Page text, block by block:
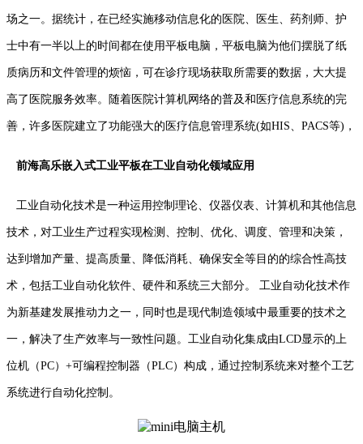
场之一。据统计，在已经实施移动信息化的医院、医生、药剂师、护
士中有一半以上的时间都在使用平板电脑，平板电脑为他们摆脱了纸
质病历和文件管理的烦恼，可在诊疗现场获取所需要的数据，大大提
高了医院服务效率。随着医院计算机网络的普及和医疗信息系统的完
善，许多医院建立了功能强大的医疗信息管理系统(如HIS、PACS等)，
前海高乐嵌入式工业平板在工业自动化领域应用
工业自动化技术是一种运用控制理论、仪器仪表、计算机和其他信息
技术，对工业生产过程实现检测、控制、优化、调度、管理和决策，
达到增加产量、提高质量、降低消耗、确保安全等目的的综合性高技
术，包括工业自动化软件、硬件和系统三大部分。 工业自动化技术作
为新基建发展推动力之一，同时也是现代制造领域中最重要的技术之
一，解决了生产效率与一致性问题。工业自动化集成由LCD显示的上
位机（PC）+可编程控制器（PLC）构成，通过控制系统来对整个工艺
系统进行自动化控制。